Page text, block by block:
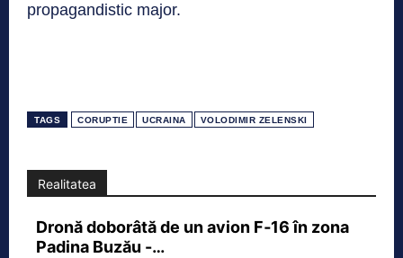
propagandistic major.
TAGS CORUPTIE UCRAINA VOLODIMIR ZELENSKI
Realitatea
Dronă doborâtă de un avion F‑16 în zona
Padina Buzău -…